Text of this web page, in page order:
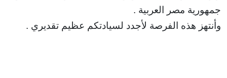
مصر العربية
.
هذه الفرصة لأجدد لسيادتكم عظيم تقديري .